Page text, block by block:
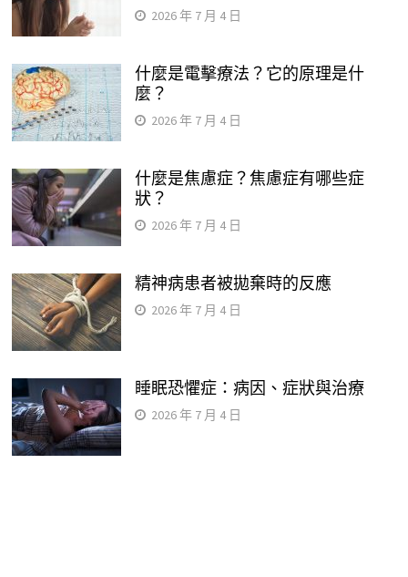
2026 年 7 月 4 日
什麼是電擊療法？它的原理是什
麼？
2026 年 7 月 4 日
什麼是焦慮症？焦慮症有哪些症
狀？
2026 年 7 月 4 日
精神病患者被拋棄時的反應
2026 年 7 月 4 日
睡眠恐懼症：病因、症狀與治療
2026 年 7 月 4 日